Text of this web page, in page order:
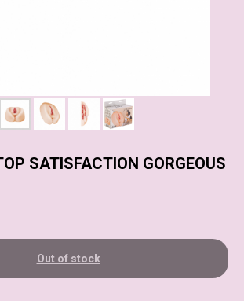
SATISFACTION GORGEOUS
Out of stock